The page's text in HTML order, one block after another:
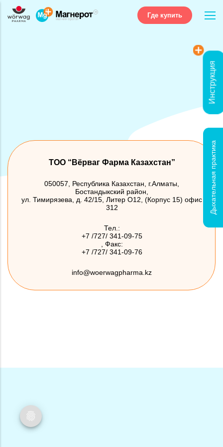
Дыхательная практика
Где купить
ТОО “Вёрваг Фарма Казахстан”
050057, Республика Казахстан, г.Алматы,
Бостандыкский район,
ул. Тимирязева, д. 42/15, Литер О12, (Корпус 15) офис
312
Тел.:
+7 /727/ 341-09-75
, Факс:
+7 /727/ 341-09-76
info@woerwagpharma.kz
Инструкция